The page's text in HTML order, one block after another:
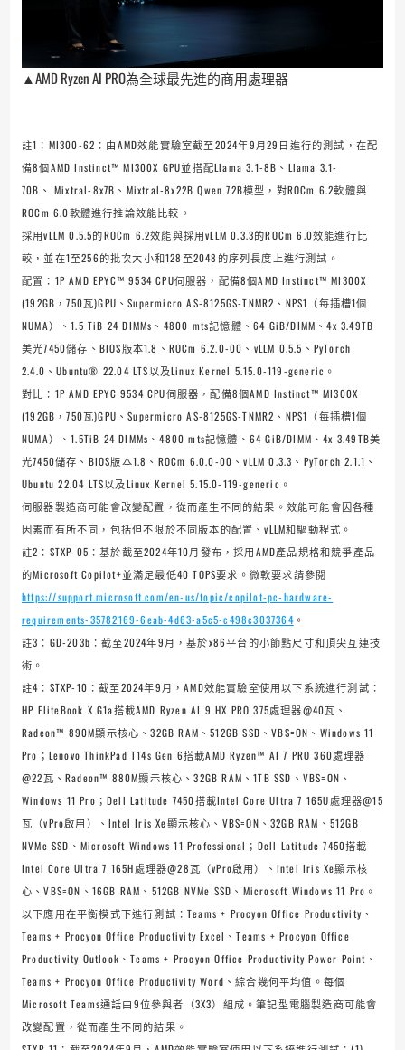
▲AMD Ryzen AI PRO為全球最先進的商用處理器
註1：MI300-62：由AMD效能實驗室截至2024年9月29日進行的測試，在配
備8個AMD Instinct™ MI300X GPU並搭配Llama 3.1-8B、Llama 3.1-
70B、 Mixtral-8x7B、Mixtral-8x22B Qwen 72B模型，對ROCm 6.2軟體與
ROCm 6.0軟體進行推論效能比較。
採用vLLM 0.5.5的ROCm 6.2效能與採用vLLM 0.3.3的ROCm 6.0效能進行比
較，並在1至256的批次大小和128至2048的序列長度上進行測試。
配置：1P AMD EPYC™ 9534 CPU伺服器，配備8個AMD Instinct™ MI300X
(192GB，750瓦)GPU、Supermicro AS-8125GS-TNMR2、NPS1（每插槽1個
NUMA）、1.5 TiB 24 DIMMs、4800 mts記憶體、64 GiB/DIMM、4x 3.49TB
美光7450儲存、BIOS版本1.8、ROCm 6.2.0-00、vLLM 0.5.5、PyTorch
2.4.0、Ubuntu® 22.04 LTS以及Linux Kernel 5.15.0-119-generic。
對比：1P AMD EPYC 9534 CPU伺服器，配備8個AMD Instinct™ MI300X
(192GB，750瓦)GPU、Supermicro AS-8125GS-TNMR2、NPS1（每插槽1個
NUMA）、1.5TiB 24 DIMMs、4800 mts記憶體、64 GiB/DIMM、4x 3.49TB美
光7450儲存、BIOS版本1.8、ROCm 6.0.0-00、vLLM 0.3.3、PyTorch 2.1.1、
Ubuntu 22.04 LTS以及Linux Kernel 5.15.0-119-generic。
伺服器製造商可能會改變配置，從而產生不同的結果。效能可能會因各種
因素而有所不同，包括但不限於不同版本的配置、vLLM和驅動程式。
註2：STXP-05：基於截至2024年10月發布，採用AMD產品規格和競爭產品
的Microsoft Copilot+並滿足最低40 TOPS要求。微軟要求請參閱
https://support.microsoft.com/en-us/topic/copilot-pc-hardware-
requirements-35782169-6eab-4d63-a5c5-c498c3037364。
註3：GD-203b：截至2024年9月，基於x86平台的小節點尺寸和頂尖互連技
術。
註4：STXP-10：截至2024年9月，AMD效能實驗室使用以下系統進行測試：
HP EliteBook X G1a搭載AMD Ryzen AI 9 HX PRO 375處理器@40瓦、
Radeon™ 890M顯示核心、32GB RAM、512GB SSD、VBS=ON、Windows 11
Pro；Lenovo ThinkPad T14s Gen 6搭載AMD Ryzen™ AI 7 PRO 360處理器
@22瓦、Radeon™ 880M顯示核心、32GB RAM、1TB SSD、VBS=ON、
Windows 11 Pro；Dell Latitude 7450搭載Intel Core Ultra 7 165U處理器@15
瓦（vPro啟用）、Intel Iris Xe顯示核心、VBS=ON、32GB RAM、512GB
NVMe SSD、Microsoft Windows 11 Professional；Dell Latitude 7450搭載
Intel Core Ultra 7 165H處理器@28瓦（vPro啟用）、Intel Iris Xe顯示核
心、VBS=ON、16GB RAM、512GB NVMe SSD、Microsoft Windows 11 Pro。
以下應用在平衡模式下進行測試：Teams + Procyon Office Productivity、
Teams + Procyon Office Productivity Excel、Teams + Procyon Office
Productivity Outlook、Teams + Procyon Office Productivity Power Point、
Teams + Procyon Office Productivity Word、綜合幾何平均值。每個
Microsoft Teams通話由9位參與者（3X3）組成。筆記型電腦製造商可能會
改變配置，從而產生不同的結果。